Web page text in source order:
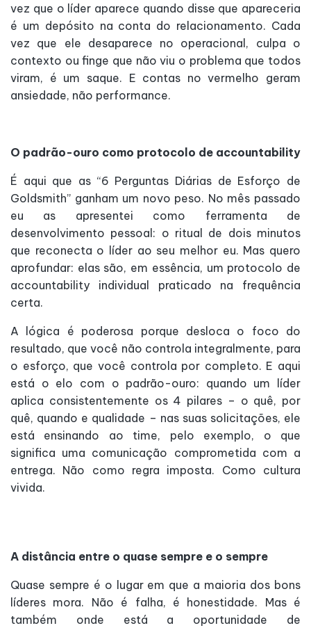
vez que o líder aparece quando disse que apareceria
é um depósito na conta do relacionamento. Cada
vez que ele desaparece no operacional, culpa o
contexto ou finge que não viu o problema que todos
viram, é um saque. E contas no vermelho geram
ansiedade, não performance.
O padrão-ouro como protocolo de accountability
É aqui que as “6 Perguntas Diárias de Esforço de
Goldsmith” ganham um novo peso. No mês passado
eu as apresentei como ferramenta de
desenvolvimento pessoal: o ritual de dois minutos
que reconecta o líder ao seu melhor eu. Mas quero
aprofundar: elas são, em essência, um protocolo de
accountability individual praticado na frequência
certa.
A lógica é poderosa porque desloca o foco do
resultado, que você não controla integralmente, para
o esforço, que você controla por completo. E aqui
está o elo com o padrão-ouro: quando um líder
aplica consistentemente os 4 pilares – o quê, por
quê, quando e qualidade – nas suas solicitações, ele
está ensinando ao time, pelo exemplo, o que
significa uma comunicação comprometida com a
entrega. Não como regra imposta. Como cultura
vivida.
A distância entre o quase sempre e o sempre
Quase sempre é o lugar em que a maioria dos bons
líderes mora. Não é falha, é honestidade. Mas é
também onde está a oportunidade de